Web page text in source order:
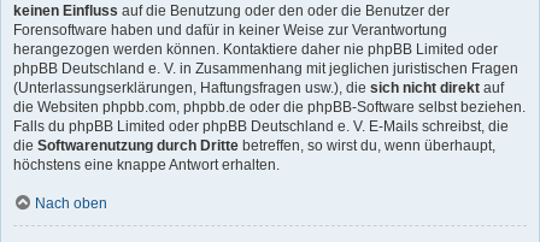
keinen Einfluss auf die Benutzung oder den oder die Benutzer der
Forensoftware haben und dafür in keiner Weise zur Verantwortung
herangezogen werden können. Kontaktiere daher nie phpBB Limited oder
phpBB Deutschland e. V. in Zusammenhang mit jeglichen juristischen Fragen
(Unterlassungserklärungen, Haftungsfragen usw.), die sich nicht direkt auf
die Websiten phpbb.com, phpbb.de oder die phpBB-Software selbst beziehen.
Falls du phpBB Limited oder phpBB Deutschland e. V. E-Mails schreibst, die
die Softwarenutzung durch Dritte betreffen, so wirst du, wenn überhaupt,
höchstens eine knappe Antwort erhalten.
Nach oben